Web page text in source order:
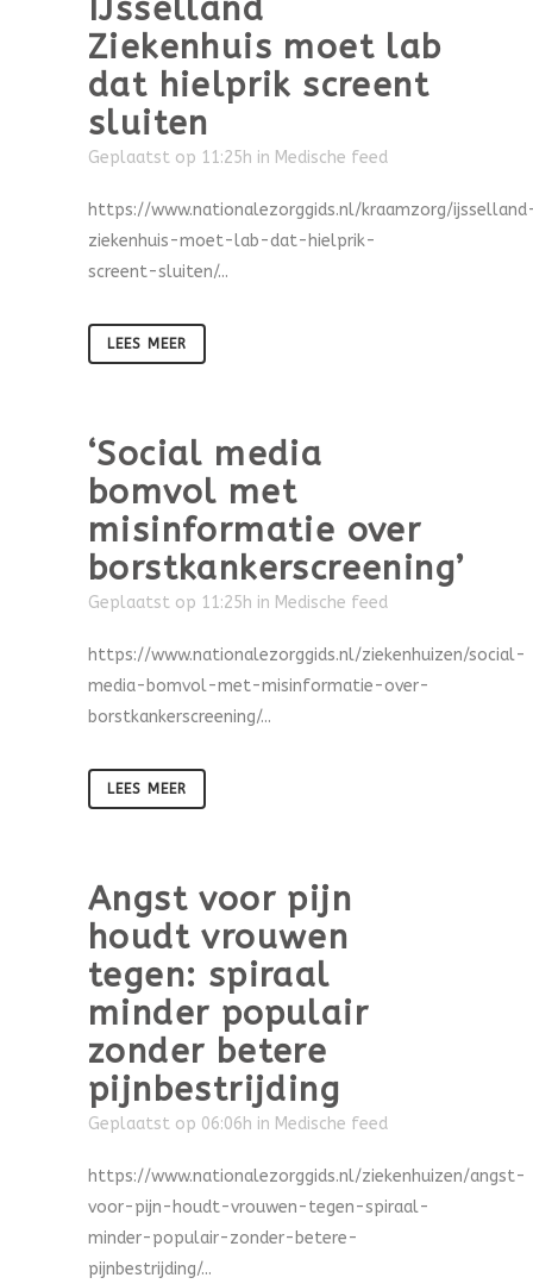
IJsselland
Ziekenhuis moet lab
dat hielprik screent
sluiten
Geplaatst op 11:25h in Medische feed
https://www.nationalezorggids.nl/kraamzorg/
ziekenhuis-moet-lab-dat-hielprik-
screent-sluiten/...
LEES MEER
‘Social media
bomvol met
misinformatie over
borstkankerscreening’
Geplaatst op 11:25h in Medische feed
https://www.nationalezorggids.nl/ziekenhuizen/social-
media-bomvol-met-misinformatie-over-
borstkankerscreening/...
LEES MEER
Angst voor pijn
houdt vrouwen
tegen: spiraal
minder populair
zonder betere
pijnbestrijding
Geplaatst op 06:06h in Medische feed
https://www.nationalezorggids.nl/ziekenhuizen/angst-
voor-pijn-houdt-vrouwen-tegen-spiraal-
minder-populair-zonder-betere-
pijnbestrijding/...